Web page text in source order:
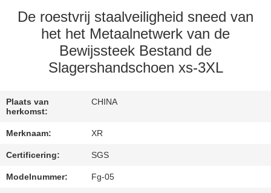
KWALITEITSCONTROLE
CONTACTEER
VERZOEK
OM
CITAAT
De roestvrij staalveiligheid sneed van
het het Metaalnetwerk van de
Bewijssteek Bestand de
Slagershandschoen xs-3XL
Plaats van
herkomst:
CHINA
Merknaam: XR
Certificering: SGS
Modelnummer: Fg-05